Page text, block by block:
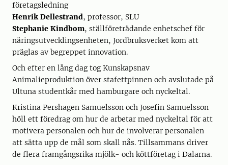
företagsledning
Henrik Dellestrand, professor, SLU
Stephanie Kindbom, ställföreträdande enhetschef för
näringsutvecklingsenheten, Jordbruksverket kom att
präglas av begreppet innovation.
Och efter en lång dag tog Kunskapsnav
Animalieproduktion över stafettpinnen och avslutade på
Ultuna studentkår med hamburgare och nyckeltal.
Kristina Pershagen Samuelsson och Josefin Samuelsson
höll ett föredrag om hur de arbetar med nyckeltal för att
motivera personalen och hur de involverar personalen
att sätta upp de mål som skall nås. Tillsammans driver
de flera framgångsrika mjölk- och köttföretag i Dalarna.